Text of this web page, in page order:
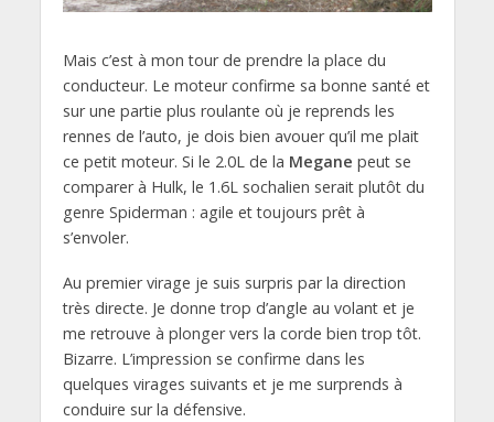
Mais c’est à mon tour de prendre la place du
conducteur. Le moteur confirme sa bonne santé et
sur une partie plus roulante où je reprends les
rennes de l’auto, je dois bien avouer qu’il me plait
ce petit moteur. Si le 2.0L de la Megane peut se
comparer à Hulk, le 1.6L sochalien serait plutôt du
genre Spiderman : agile et toujours prêt à
s’envoler.
Au premier virage je suis surpris par la direction
très directe. Je donne trop d’angle au volant et je
me retrouve à plonger vers la corde bien trop tôt.
Bizarre. L’impression se confirme dans les
quelques virages suivants et je me surprends à
conduire sur la défensive.